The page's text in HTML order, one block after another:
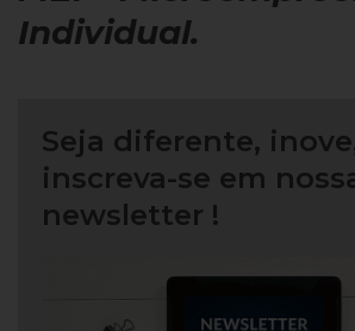
Individual.
Seja diferente,
inscreva-se em
newsletter !